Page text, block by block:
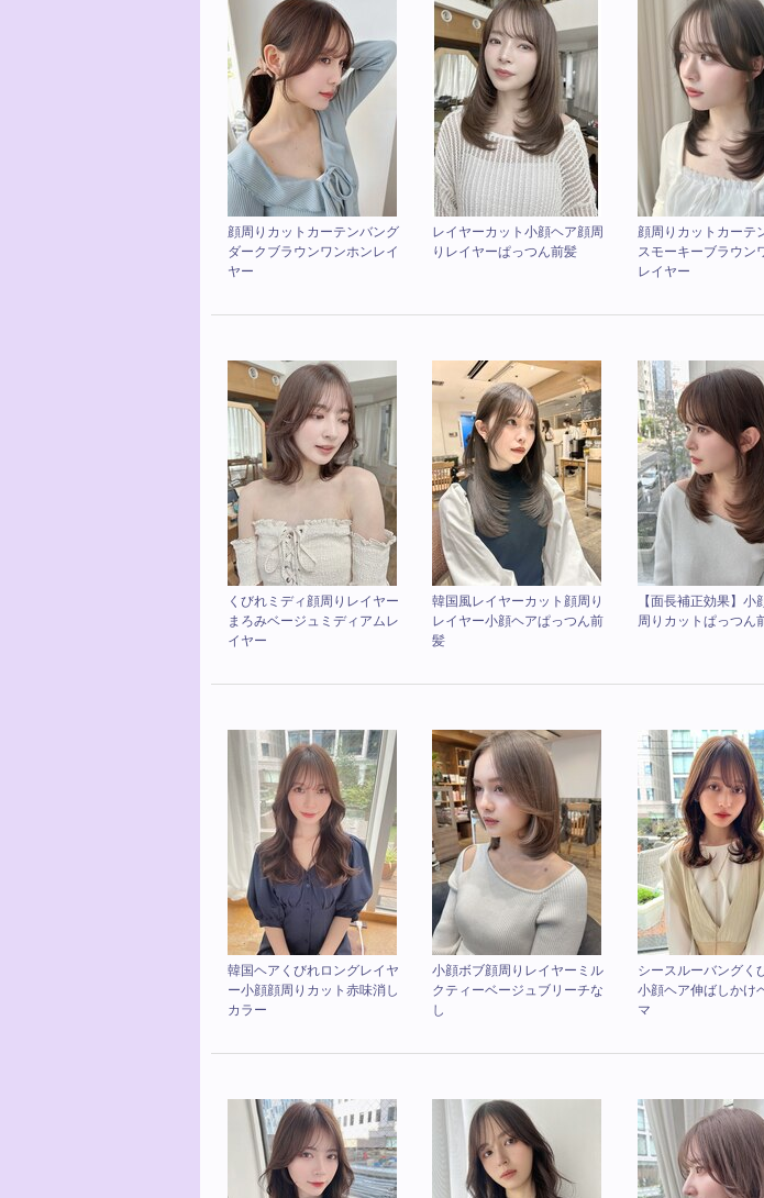
顔周りカットカーテンバング
ダークブラウンワンホンレイ
ヤー
レイヤーカット小顔ヘア顔周
りレイヤーぱっつん前髪
顔周りカットカーテ
スモーキーブラウン
レイヤー
くびれミディ顔周りレイヤー
まろみベージュミディアムレ
イヤー
韓国風レイヤーカット顔周り
レイヤー小顔ヘアぱっつん前
髪
【面長補正効果】小
周りカットぱっつん
韓国ヘアくびれロングレイヤ
ー小顔顔周りカット赤味消し
カラー
小顔ボブ顔周りレイヤーミル
クティーベージュブリーチな
し
シースルーバングく
小顔ヘア伸ばしかけ
マ